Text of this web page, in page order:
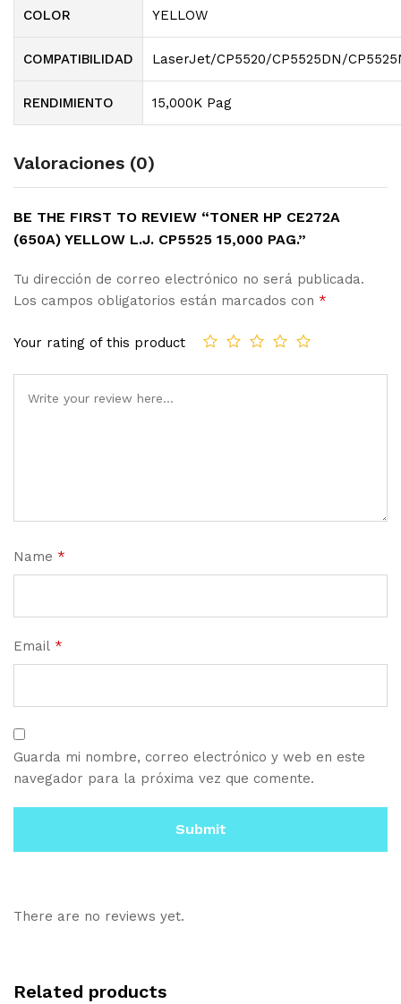
COLOR YELLOW
COMPATIBILIDAD LaserJet/CP5520/CP5525DN/
RENDIMIENTO 15,000K Pag
Valoraciones (0)
BE THE FIRST TO REVIEW “TONER HP CE272A
(650A) YELLOW L.J. CP5525 15,000 PAG.”
Tu dirección de correo electrónico no será publicada.
Los campos obligatorios están marcados con *
Your rating of this product
Name *
Email *
Guarda mi nombre, correo electrónico y web en este
navegador para la próxima vez que comente.
There are no reviews yet.
Related products